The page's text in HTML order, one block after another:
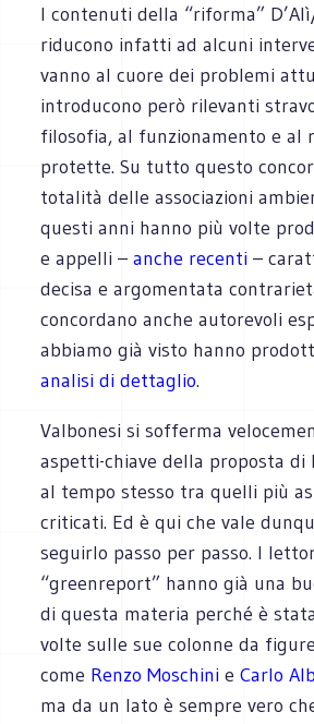
I contenuti della “riforma”
riducono infatti ad alcuni
vanno al cuore dei problemi
introducono però rilevanti
filosofia, al funzionamento e al
protette. Su tutto questo
totalità delle associazioni
questi anni hanno più volte
e appelli –anche recenti –
decisa e argomentata
concordano anche autorevoli
abbiamo già visto hanno
analisi di dettaglio.
Valbonesi si sofferma
aspetti-chiave della proposta di
al tempo stesso tra quelli più
criticati. Ed è qui che vale
seguirlo passo per passo. I
“greenreport” hanno già una
di questa materia perché è
volte sulle sue colonne da
come Renzo Moschini eCarlo
ma da un lato è sempre vero